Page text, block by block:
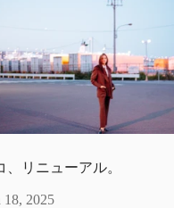
、リニューアル。
18, 2025